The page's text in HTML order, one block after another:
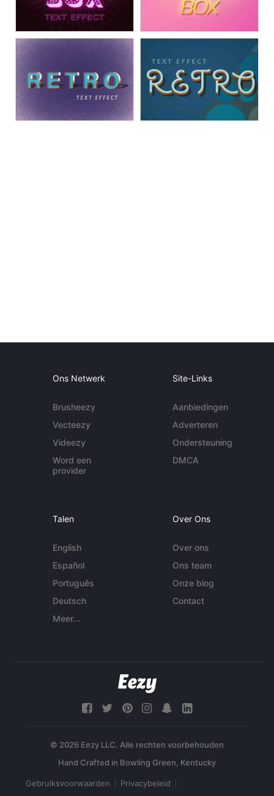
Ons Netwerk
Brusheezy
Vecteezy
Videezy
Word een
provider
Site-Links
Aanbiedingen
Adverteren
Ondersteuning
DMCA
Talen
English
Español
Português
Deutsch
Meer...
Over Ons
Over ons
Ons team
Onze blog
Contact
© 2026 Eezy LLC. Alle rechten voorbehouden
Gebruiksvoorwaarden Privacybeleid